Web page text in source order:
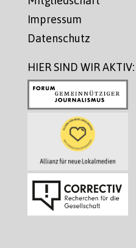
Impressum
Datenschutz
HIER SIND WIR AKTIV: